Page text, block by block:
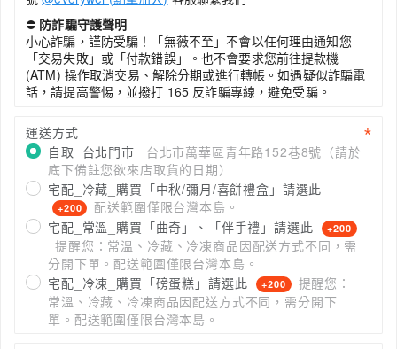
⛔ 防詐騙守護聲明
小心詐騙，謹防受騙！「無薇不至」不會以任何理由通知您
「交易失敗」或「付款錯誤」。也不會要求您前往提款機
(ATM) 操作取消交易、解除分期或進行轉帳。如遇疑似詐騙電
話，請提高警惕，並撥打 165 反詐騙專線，避免受騙。
運送方式
自取_台北門市
台北市萬華區青年路152巷8號（請於
底下備註您欲來店取貨的日期）
宅配_冷藏_購買「中秋/彌月/喜餅禮盒」請選此
+200
配送範圍僅限台灣本島。
宅配_常溫_購買「曲奇」、「伴手禮」請選此
+200
提醒您：常溫、冷藏、冷凍商品因配送方式不同，需
分開下單。配送範圍僅限台灣本島。
宅配_冷凍_購買「磅蛋糕」請選此
+200
提醒您：
常溫、冷藏、冷凍商品因配送方式不同，需分開下
單。配送範圍僅限台灣本島。